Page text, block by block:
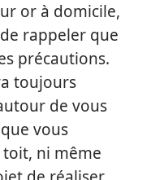
or à domicile,
rappeler que
précautions.
toujours
de vous
vous
toit, ni même